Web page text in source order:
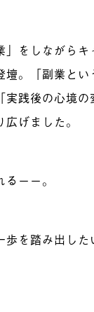
をしながら
。「副業と
践後の心境
げました。
ーー。
を踏み出し